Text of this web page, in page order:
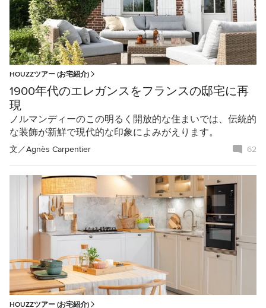
HOUZZツアー (お宅紹介)
1900年代のエレガンスをフランスの邸宅に再
現
ノルマンディーのこの明るく開放的な住まいでは、伝統的
な装飾が新鮮で現代的な印象によみがえります。
文／Agnès Carpentier 62
HOUZZツアー (お宅紹介)